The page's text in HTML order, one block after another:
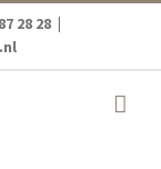
28 28